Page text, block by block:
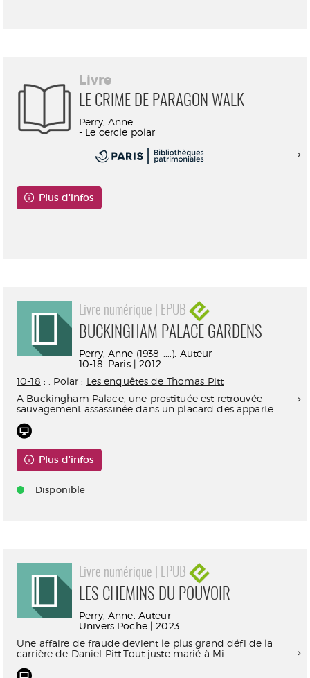
Livre
LE CRIME DE PARAGON WALK
Perry, Anne
- Le cercle polar
Plus d'infos
Livre numérique | EPUB
BUCKINGHAM PALACE GARDENS
Perry, Anne (1938-....). Auteur
10-18. Paris | 2012
10-18 ; . Polar ; Les enquêtes de Thomas Pitt
A Buckingham Palace, une prostituée est retrouvée
sauvagement assassinée dans un placard des apparte...
Plus d'infos
Disponible
Livre numérique | EPUB
LES CHEMINS DU POUVOIR
Perry, Anne. Auteur
Univers Poche | 2023
Une affaire de fraude devient le plus grand défi de la
carrière de Daniel Pitt.Tout juste marié à Mi...